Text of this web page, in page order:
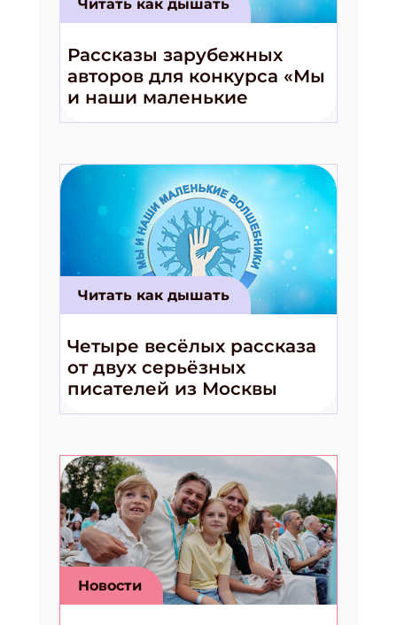
Читать как дышать
Рассказы зарубежных
авторов для конкурса «Мы
и наши маленькие
волшебники!»
Читать как дышать
Четыре весёлых рассказа
от двух серьёзных
писателей из Москвы
Новости